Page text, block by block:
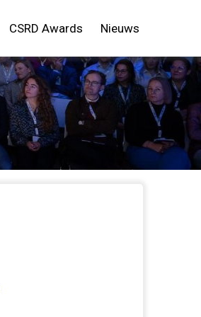
CSRD Awards Nieuws